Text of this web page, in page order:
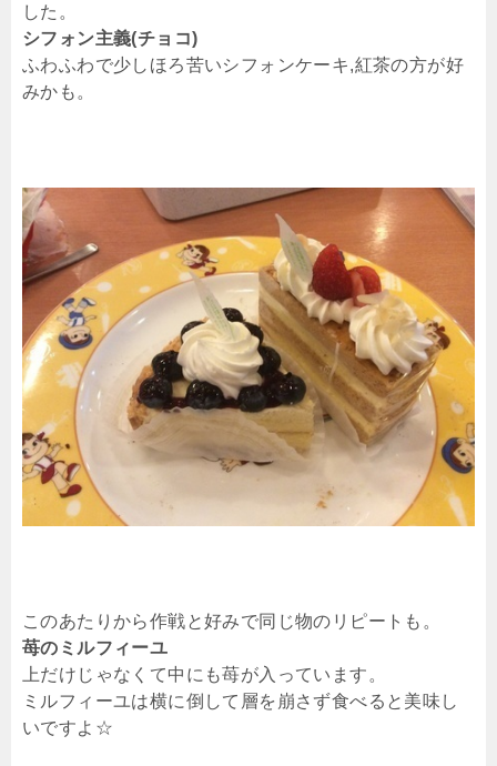
した。
シフォン主義(チョコ)
ふわふわで少しほろ苦いシフォンケーキ,紅茶の方が好
みかも。
このあたりから作戦と好みで同じ物のリピートも。
苺のミルフィーユ
上だけじゃなくて中にも苺が入っています。
ミルフィーユは横に倒して層を崩さず食べると美味し
いですよ☆